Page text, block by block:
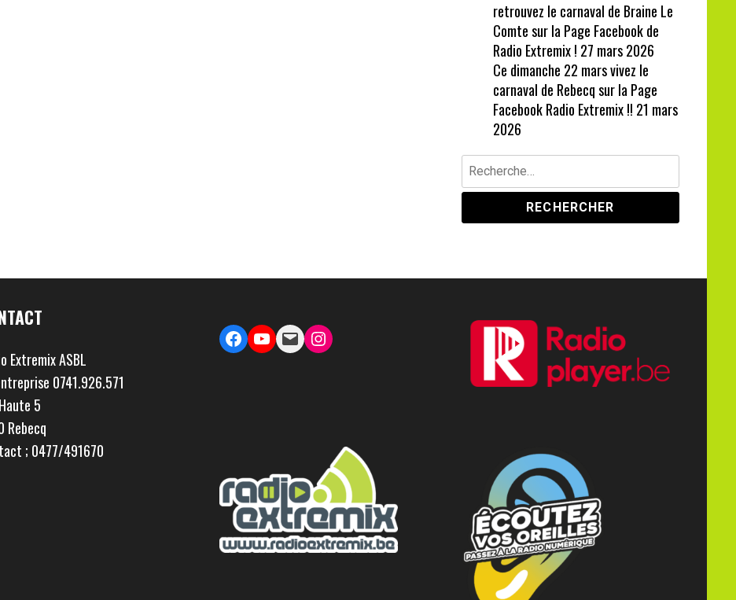
retrouvez le carnaval de Braine Le
Comte sur la Page Facebook de
Radio Extremix ! 27 mars 2026
Ce dimanche 22 mars vivez le
carnaval de Rebecq sur la Page
Facebook Radio Extremix !! 21 mars
2026
Rechercher :
Extremix ASBL
0741.926.571
5
Rebecq
; 0477/491670
Facebook
YouTube
MailInstagram